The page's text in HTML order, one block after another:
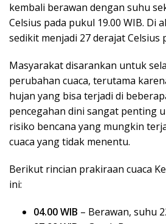
kembali berawan dengan suhu
Celsius pada pukul 19.00 WIB. Di
sedikit menjadi 27 derajat Celsius
Masyarakat disarankan untuk
perubahan cuaca, terutama
hujan yang bisa terjadi di
pencegahan dini sangat penting
risiko bencana yang mungkin
cuaca yang tidak menentu.
Berikut rincian prakiraan cuaca
ini:
04.00 WIB – Berawan, suhu